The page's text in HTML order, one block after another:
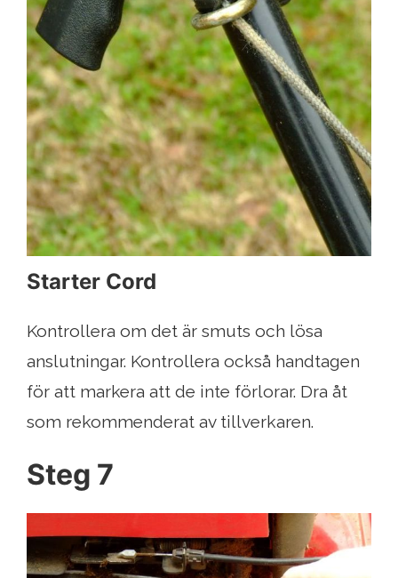
Starter Cord
Kontrollera om det är smuts och lösa
anslutningar. Kontrollera också handtagen
för att markera att de inte förlorar. Dra åt
som rekommenderat av tillverkaren.
Steg 7